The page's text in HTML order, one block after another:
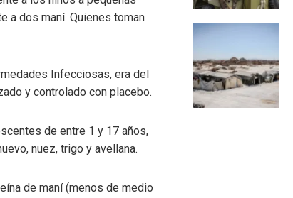
a dos maní. Quienes toman
Infecciosas, era del
y controlado con placebo.
de entre 1 y 17 años,
nuez, trigo y avellana.
de maní (menos de medio